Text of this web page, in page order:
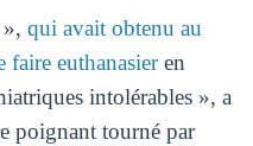
qui avait obtenu au
faire euthanasieren
intolérables », a
poignant tourné par